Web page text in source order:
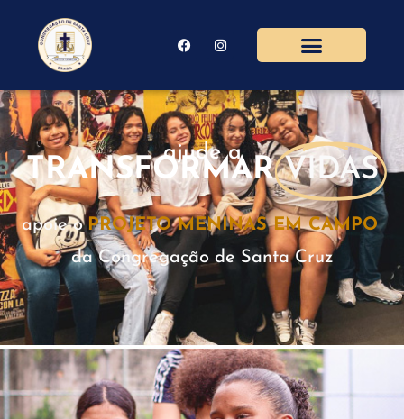
ajude a
TRANSFORMAR VIDAS
apoie o da Congregação de Santa Cruz